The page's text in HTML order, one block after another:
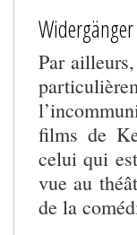
Par
films de
celui qui
vue au
de la